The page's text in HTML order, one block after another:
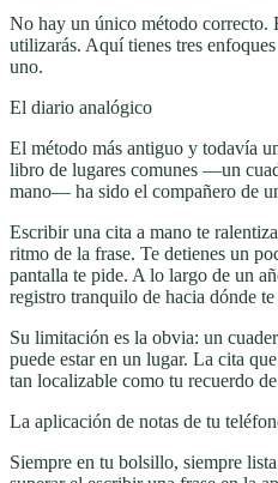
No hay un único método correcto.
utilizarás. Aquí tienes tres
uno.
El diario analógico
El método más antiguo y todavía
libro de lugares comunes —un
mano— ha sido el compañero de
Escribir una cita a mano te
ritmo de la frase. Te detienes un
pantalla te pide. A lo largo de un
registro tranquilo de hacia dónde
Su limitación es la obvia: un
puede estar en un lugar. La cita
tan localizable como tu recuerdo
La aplicación de notas de tu
Siempre en tu bolsillo, siempre